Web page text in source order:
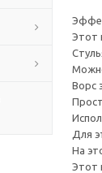
Этот
Ворс
Для
На
Этот